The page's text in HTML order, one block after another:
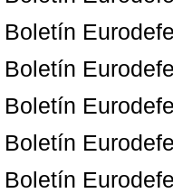
Boletín
Boletín
Boletín
Boletín
Boletín